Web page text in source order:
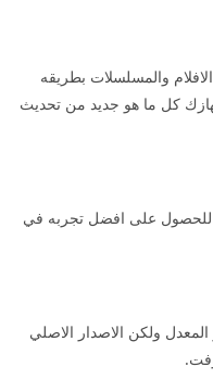
والمسلسلات بطريقه
كل ما هو جديد من تحديث
للحصول على افضل تجربه في
المعدل ولكن الاصدار الاصلي